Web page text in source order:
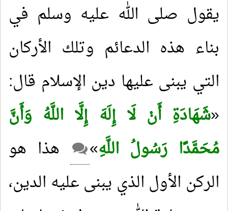
يقول صلى الله عليه وسلم في
بناء هذه الدعائم وتلك الأركان
التي يبنى عليها دين الإسلام قال:
«شَهَادَةِ أَنْ لَا إِلَهَ إِلَّا اللَّهُ وَأَنَّ
مُحَمَّدًا رَسُولُ اللَّهِ»
هذا هو
الركن الأول الذي يبنى عليه الدين،